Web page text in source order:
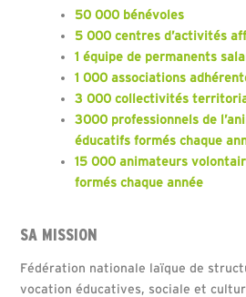
50 000 bénévoles
5 000 centres d’activités
1 équipe de permanents
1 000 associations
3 000 collectivités
3000 professionnels de
éducatifs formés chaque
15 000 animateurs
formés chaque année
SA MISSION
Fédération nationale laïque de
vocation éducatives, sociale et